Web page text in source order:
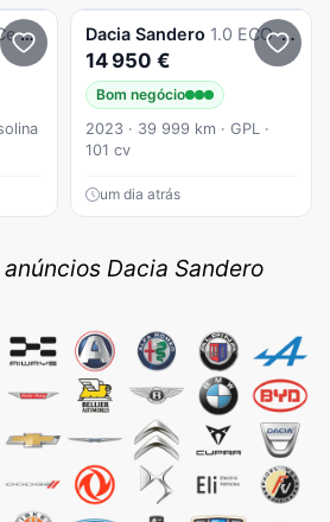
CV Dacia Sandero 1.0 ECO-G EXPRESSION BI-FUEL NACIONAL 1 ÚNICO DONO 101 CV
14 950 €
Bom negócio
2023 · 39 999 km · GPL ·
101 cv
um dia atrás
Dacia Sandero